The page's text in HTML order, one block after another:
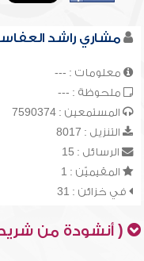
مشاري راشد
معلومات : ---
ملحوظة : ---
المستمعين : 7590374
التنزيل : 8017
الرسائل : 15
المقيميّن : 1
في خزائن : 31
( أنشودة من